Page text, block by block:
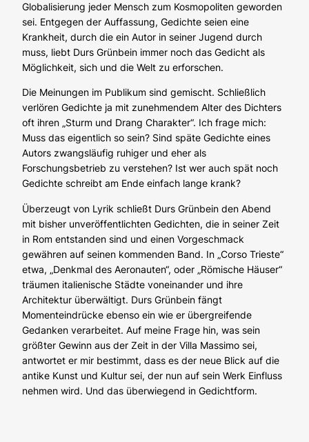
Globalisierung jeder Mensch zum Kosmopoliten geworden
sei. Entgegen der Auffassung, Gedichte seien eine
Krankheit, durch die ein Autor in seiner Jugend durch
muss, liebt Durs Grünbein immer noch das Gedicht als
Möglichkeit, sich und die Welt zu erforschen.
Die Meinungen im Publikum sind gemischt. Schließlich
verlören Gedichte ja mit zunehmendem Alter des Dichters
oft ihren „Sturm und Drang Charakter“. Ich frage mich:
Muss das eigentlich so sein? Sind späte Gedichte eines
Autors zwangsläufig ruhiger und eher als
Forschungsbetrieb zu verstehen? Ist wer auch spät noch
Gedichte schreibt am Ende einfach lange krank?
Überzeugt von Lyrik schließt Durs Grünbein den Abend
mit bisher unveröffentlichten Gedichten, die in seiner Zeit
in Rom entstanden sind und einen Vorgeschmack
gewähren auf seinen kommenden Band. In „Corso Trieste“
etwa, „Denkmal des Aeronauten“, oder „Römische Häuser“
träumen italienische Städte voneinander und ihre
Architektur überwältigt. Durs Grünbein fängt
Momenteindrücke ebenso ein wie er übergreifende
Gedanken verarbeitet. Auf meine Frage hin, was sein
größter Gewinn aus der Zeit in der Villa Massimo sei,
antwortet er mir bestimmt, dass es der neue Blick auf die
antike Kunst und Kultur sei, der nun auf sein Werk Einfluss
nehmen wird. Und das überwiegend in Gedichtform.